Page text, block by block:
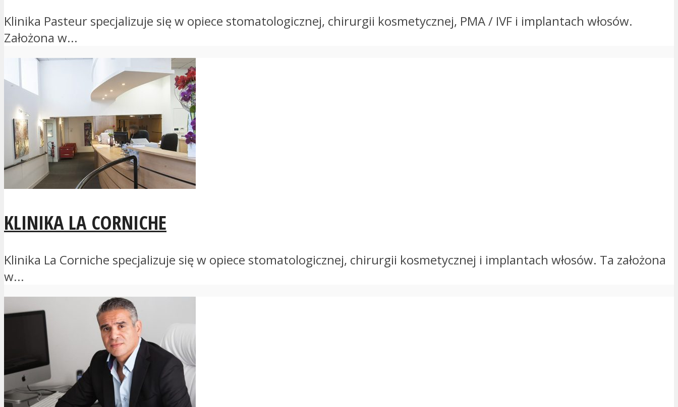
Klinika Pasteur specjalizuje się w opiece stomatologicznej, chirurgii kosmetycznej, PMA / IVF i implantach włosów.
Założona w...
KLINIKA LA CORNICHE
Klinika La Corniche specjalizuje się w opiece stomatologicznej, chirurgii kosmetycznej i implantach włosów. Ta założona
w...